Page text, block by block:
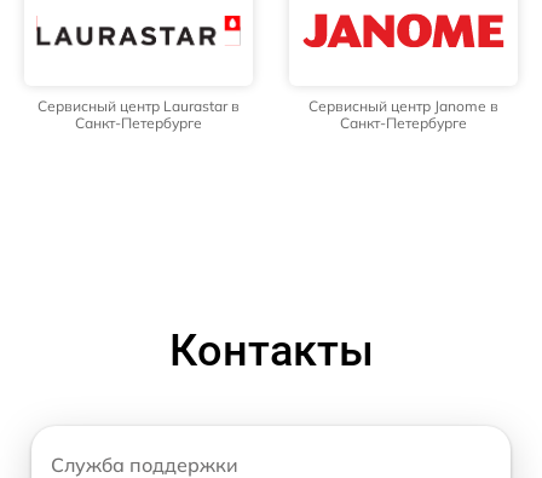
Сервисный центр Laurastar в
Санкт-Петербурге
Сервисный центр Janome в
Санкт-Петербурге
Контакты
Служба поддержки